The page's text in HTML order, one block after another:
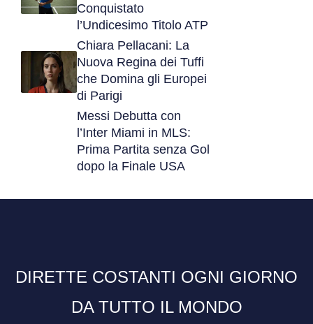
Conquistato
l’Undicesimo Titolo ATP
Chiara Pellacani: La
Nuova Regina dei Tuffi
che Domina gli Europei
di Parigi
Messi Debutta con
l’Inter Miami in MLS:
Prima Partita senza Gol
dopo la Finale USA
DIRETTE COSTANTI OGNI GIORNO
DA TUTTO IL MONDO